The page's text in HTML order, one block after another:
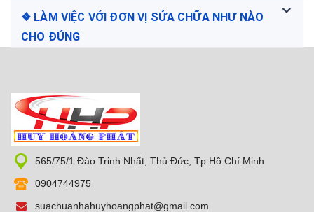
❖ LÀM VIỆC VỚI ĐƠN VỊ SỬA CHỮA NHƯ NÀO
CHO ĐÚNG
565/75/1 Đào Trinh Nhất, Thủ Đức, Tp Hồ Chí Minh
0904744975
suachuanhahuyhoangphat@gmail.com